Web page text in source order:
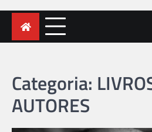
Categoria:
AUTORES